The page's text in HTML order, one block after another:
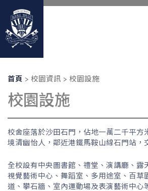
內
導
連
結
首頁 校園資訊 校園設施
校園設施
校舍座落於沙田石門，佔地一萬二千平方
境清幽怡人，鄰近港鐵馬鞍山線石門站，
全校設有中央圖書館、禮堂、演講廳、露
視覺藝術中心、舞蹈室、多用途室、百草
道、攀石牆、室內運動場及表演藝術中心